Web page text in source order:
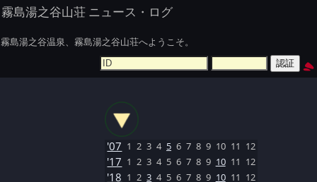
霧島湯之谷山荘 ニュース・ログ
霧島湯之谷温泉、霧島湯之谷山荘へようこそ。
'07 1 2 3 4 5 6 7 8 9 10 11 12
'17 1 2 3 4 5 6 7 8 9 10 11 12
'18 1 2 3 4 5 6 7 8 9 10 11 12